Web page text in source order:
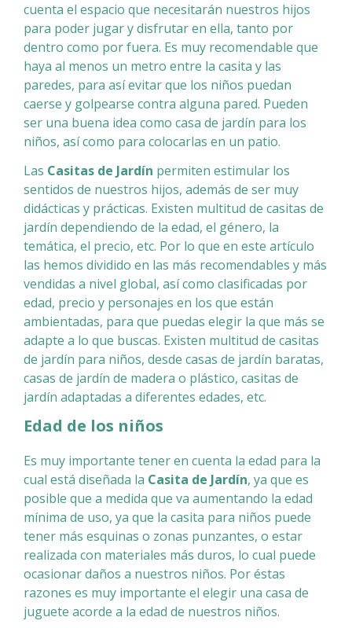
cuenta el espacio que necesitarán nuestros hijos
para poder jugar y disfrutar en ella, tanto por
dentro como por fuera. Es muy recomendable que
haya al menos un metro entre la casita y las
paredes, para así evitar que los niños puedan
caerse y golpearse contra alguna pared. Pueden
ser una buena idea como casa de jardín para los
niños, así como para colocarlas en un patio.
Las Casitas de Jardín permiten estimular los
sentidos de nuestros hijos, además de ser muy
didácticas y prácticas. Existen multitud de casitas de
jardín dependiendo de la edad, el género, la
temática, el precio, etc. Por lo que en este artículo
las hemos dividido en las más recomendables y más
vendidas a nivel global, así como clasificadas por
edad, precio y personajes en los que están
ambientadas, para que puedas elegir la que más se
adapte a lo que buscas. Existen multitud de casitas
de jardín para niños, desde casas de jardín baratas,
casas de jardín de madera o plástico, casitas de
jardín adaptadas a diferentes edades, etc.
Edad de los niños
Es muy importante tener en cuenta la edad para la
cual está diseñada la Casita de Jardín, ya que es
posible que a medida que va aumentando la edad
mínima de uso, ya que la casita para niños puede
tener más esquinas o zonas punzantes, o estar
realizada con materiales más duros, lo cual puede
ocasionar daños a nuestros niños. Por éstas
razones es muy importante el elegir una casa de
juguete acorde a la edad de nuestros niños.